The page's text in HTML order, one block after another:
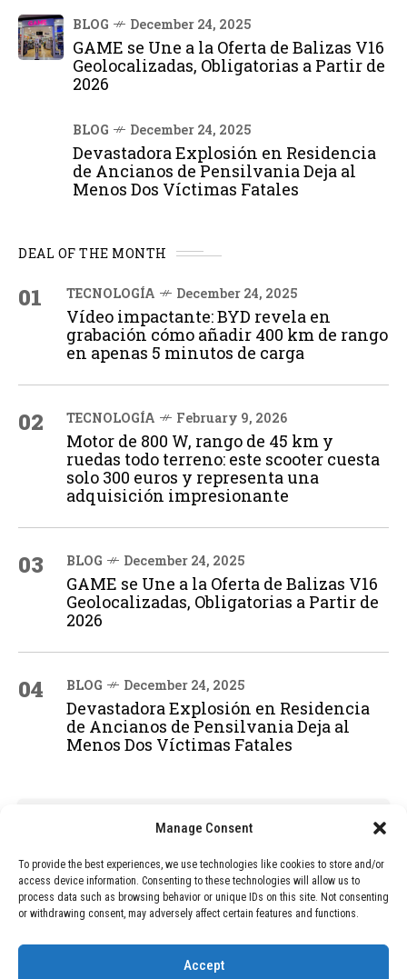
Manage Consent
To provide the best experiences, we use technologies like cookies to store and/or
access device information. Consenting to these technologies will allow us to
process data such as browsing behavior or unique IDs on this site. Not consenting
or withdrawing consent, may adversely affect certain features and functions.
Accept
BLOG December 24, 2025
GAME se Une a la Oferta de Balizas V16
Geolocalizadas, Obligatorias a Partir de
2026
BLOG December 24, 2025
Devastadora Explosión en Residencia
de Ancianos de Pensilvania Deja al
Menos Dos Víctimas Fatales
DEAL OF THE MONTH
01 TECNOLOGÍA December 24, 2025
Vídeo impactante: BYD revela en
grabación cómo añadir 400 km de rango
en apenas 5 minutos de carga
02 TECNOLOGÍA February 9, 2026
Motor de 800 W, rango de 45 km y
ruedas todo terreno: este scooter cuesta
solo 300 euros y representa una
adquisición impresionante
03 BLOG December 24, 2025
GAME se Une a la Oferta de Balizas V16
Geolocalizadas, Obligatorias a Partir de
2026
04 BLOG December 24, 2025
Devastadora Explosión en Residencia
de Ancianos de Pensilvania Deja al
Menos Dos Víctimas Fatales